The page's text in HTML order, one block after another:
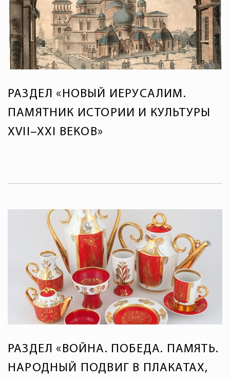
РАЗДЕЛ «НОВЫЙ ИЕРУСАЛИМ.
ПАМЯТНИК ИСТОРИИ И КУЛЬТУРЫ
XVII–XXI ВЕКОВ»
РАЗДЕЛ «ВОЙНА. ПОБЕДА. ПАМЯТЬ.
НАРОДНЫЙ ПОДВИГ В ПЛАКАТАХ,